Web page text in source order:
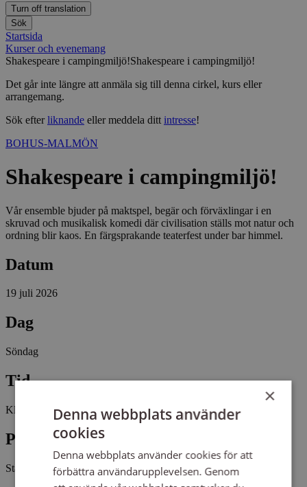
Turn off translation
Sök
Startsida
Kurser och evenemang
Shakespeare i campingmiljö!Shakespeare i campingmiljö!
Det går inte längre att anmäla sig till denna cirkel, kurs eller
arrangemang.
Sök efterliknande eller meddela ditt intresse!
BOHUS-MALMÖN
Shakespeare i campingmiljö!
Vår ensemble bjuder på maktspel, begär och förväxlingar i en
skruvad och musikalisk komedi där civilisation ställs mot natur och
ordning blir kaos. En färgsprakande teaterfest under bar himmel.
Datum
19 juli 2026
Dag
Söndag
Tid
Kl 17:00 - 19:00
Plats
Stallebrottet
×
Denna webbplats använder
cookies
Denna webbplats använder cookies för att
förbättra användarupplevelsen. Genom